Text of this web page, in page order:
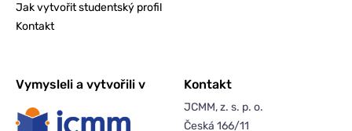
Jak vytvořit studentský profil
Kontakt
Vymysleli a vytvořili v Kontakt
JCMM, z. s. p. o.
Česká 166/11